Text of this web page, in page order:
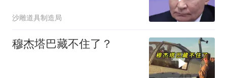
沙雕道具制造局
穆杰塔巴藏不住了？